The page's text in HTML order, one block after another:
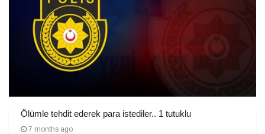
Ölümle tehdit ederek para istediler.. 1 tutuklu
7 months ago